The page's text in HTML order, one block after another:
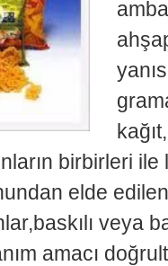
birbirleri
elde
veya
amacı